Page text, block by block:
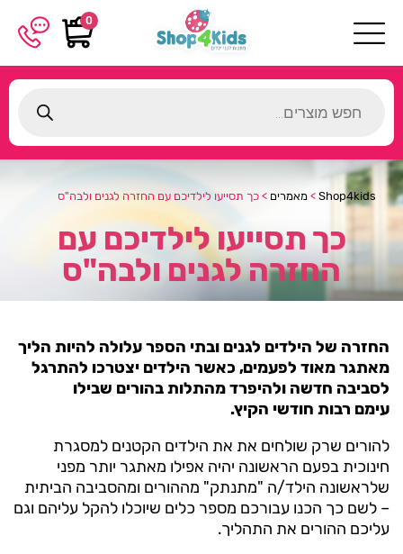
0
search
Shop4kids
> מאמרים > כך תסייעו לילדיכם עם החזרה לגנים ולבה"ס
כך תסייעו לילדיכם עם
החזרה לגנים ולבה"ס
החזרה של הילדים לגנים ובתי הספר עלולה להיות הליך
מאתגר מאוד לפעמים, כאשר הילדים יצטרכו להתרגל
לסביבה חדשה ולהיפרד מהתלות בהורים שבילו
עימם רבות חודשי הקיץ.
להורים שרק שולחים את את הילדים הקטנים למסגרת
חינוכית בפעם הראשונה יהיה אפילו מאתגר יותר מפני
שלראשונה הילד/ה "מתנתק" מההורים ומהסביבה הביתית
– לשם כך הכנו עבורכם מספר כלים שיוכלו להקל עליהם וגם
עליכם ההורים את התהליך.